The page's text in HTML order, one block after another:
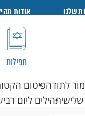
שלנו אודות
תפילות
לתודהפיטום
תהילים ליום